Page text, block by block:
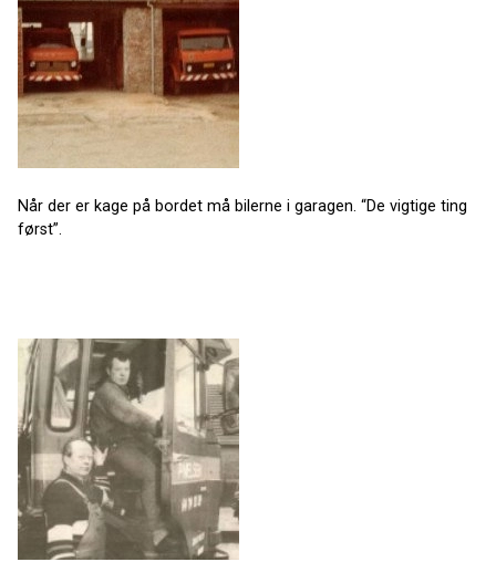
Når der er kage på bordet må bilerne i garagen. “De vigtige ting
først”.